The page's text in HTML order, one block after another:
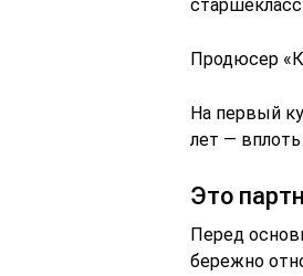
Продюсер
На первый
лет —
Это
Перед
бережно